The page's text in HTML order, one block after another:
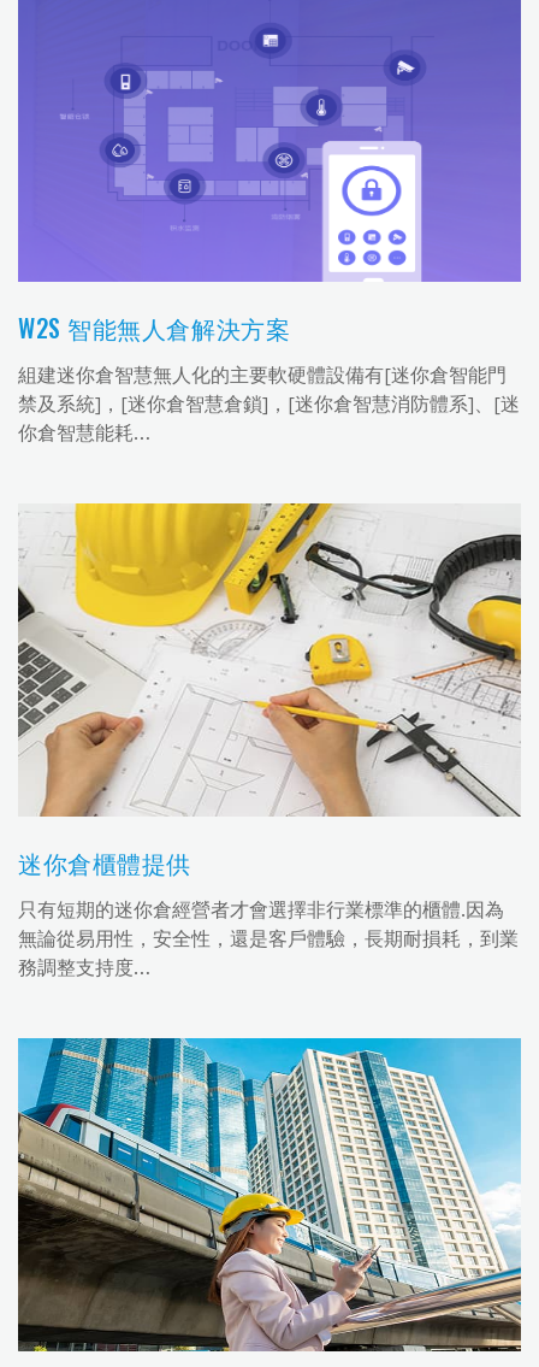
W2S 智能無人倉解決方案
組建迷你倉智慧無人化的主要軟硬體設備有[迷你倉智能門
禁及系統]，[迷你倉智慧倉鎖]，[迷你倉智慧消防體系]、[迷
你倉智慧能耗…
迷你倉櫃體提供
只有短期的迷你倉經營者才會選擇非行業標準的櫃體.因為
無論從易用性，安全性，還是客戶體驗，長期耐損耗，到業
務調整支持度…